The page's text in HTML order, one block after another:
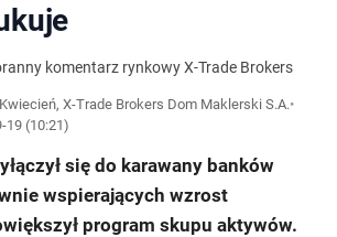
komentarz rynkowy X-Trade Brokers
X-Trade Brokers Dom Maklerski S.A.•
19 (10:21)
się do karawany banków
wspierających wzrost
program skupu aktywów.